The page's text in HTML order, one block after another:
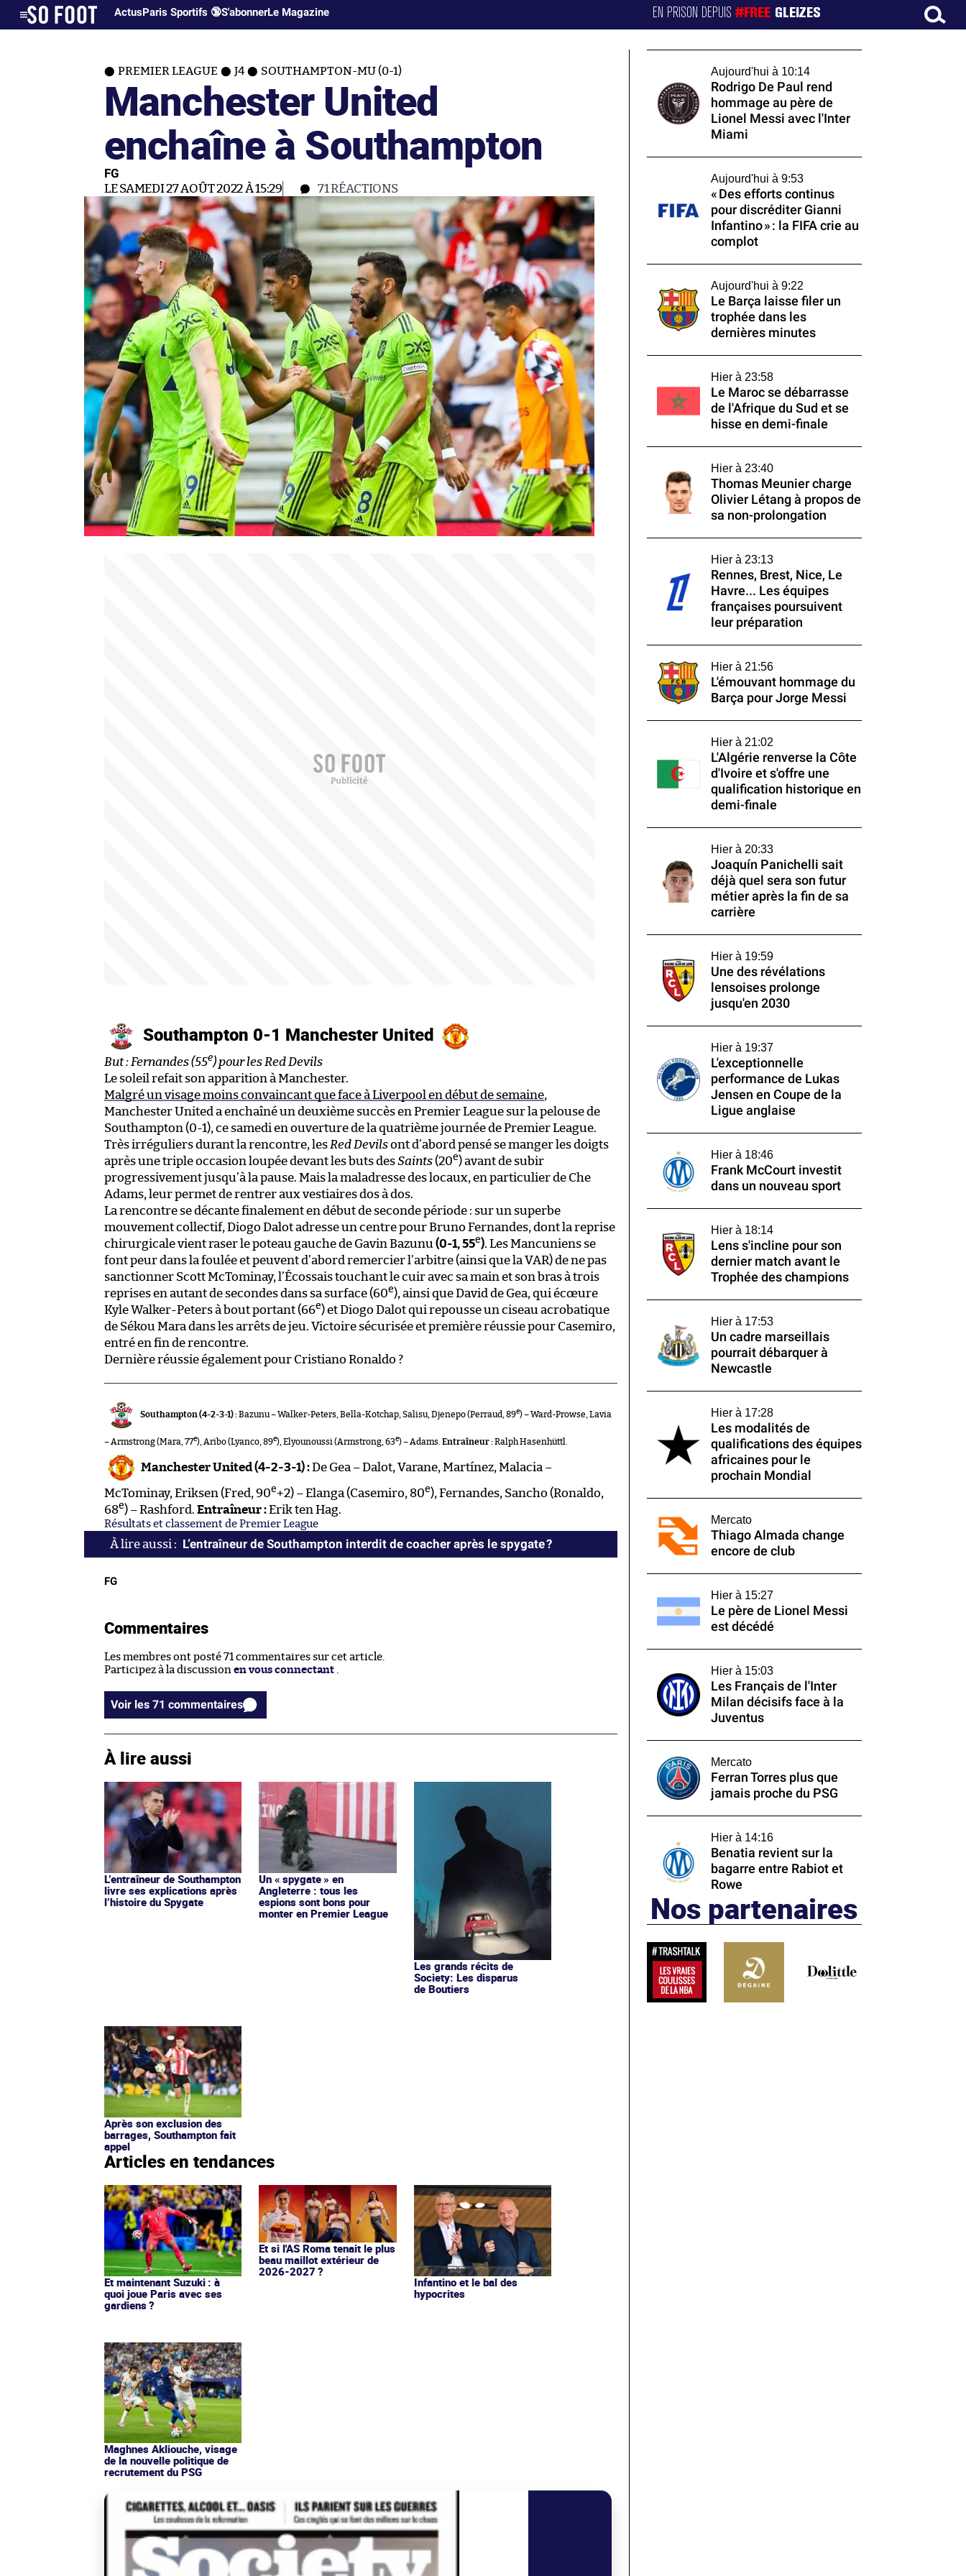
ActusParis Sportifs 🔞S'abonnerLe Magazine EN PRISON DEPUIS#FREE GLEIZES
PREMIER LEAGUE J4 SOUTHAMPTON-MU (0-1)
Manchester United
enchaîne à Southampton
FG
LE SAMEDI 27 AOÛT 2022 À 15:29 71RÉACTIONS
Southampton 0-1 Manchester United
But : Fernandes (55e) pour les Red Devils
Le soleil refait son apparition à Manchester.
Malgré un visage moins convaincant que face à Liverpool en début de semaine,
Manchester United a enchaîné un deuxième succès en Premier League sur la pelouse de
Southampton (0-1), ce samedi en ouverture de la quatrième journée de Premier League.
Très irréguliers durant la rencontre, les Red Devilsont d’abord pensé se manger les doigts
après une triple occasion loupée devant les buts desSaints(20e) avant de subir
progressivement jusqu’à la pause. Mais la maladresse des locaux, en particulier de Che
Adams, leur permet de rentrer aux vestiaires dos à dos.
La rencontre se décante finalement en début de seconde période : sur un superbe
mouvement collectif, Diogo Dalot adresse un centre pour Bruno Fernandes, dont la reprise
chirurgicale vient raser le poteau gauche de Gavin Bazunu (0-1, 55e). Les Mancuniens se
font peur dans la foulée et peuvent d’abord remercier l’arbitre (ainsi que la VAR) de ne pas
sanctionner Scott McTominay, l’Écossais touchant le cuir avec sa main et son bras à trois
reprises en autant de secondes dans sa surface (60e), ainsi que David de Gea, qui écœure
Kyle Walker-Peters à bout portant (66e) et Diogo Dalot qui repousse un ciseau acrobatique
de Sékou Mara dans les arrêts de jeu. Victoire sécurisée et première réussie pour Casemiro,
entré en fin de rencontre.
Dernière réussie également pour Cristiano Ronaldo ?
Southampton (4-2-3-1) :Bazunu – Walker-Peters, Bella-Kotchap, Salisu, Djenepo (Perraud, 89e) – Ward-Prowse, Lavia
– Armstrong (Mara, 77e), Aribo (Lyanco, 89e), Elyounoussi (Armstrong, 63e) – Adams. Entraîneur :Ralph Hasenhüttl.
Manchester United (4-2-3-1) :De Gea – Dalot, Varane, Martínez, Malacia –
McTominay, Eriksen (Fred, 90e+2) – Elanga (Casemiro, 80e), Fernandes, Sancho (Ronaldo,
68e) – Rashford. Entraîneur :Erik ten Hag.
Résultats et classement de Premier League
L’entraîneur de Southampton interdit de coacher après le spygate ?
FG
Commentaires
Les membres ont posté 71 commentaires sur cet article.
Participez à la discussion en vous connectant
Voir les 71 commentaires
À lire aussi
L’entraîneur de Southampton
livre ses explications après
l’histoire du Spygate
Un « spygate » en
Angleterre : tous les
espions sont bons pour
monter en Premier League
Les grands récits de
Society: Les disparus
de Boutiers
Après son exclusion des
barrages, Southampton fait
appel
Articles en tendances
Et maintenant Suzuki : à
quoi joue Paris avec ses
gardiens ?
Et si l'AS Roma tenait le plus
beau maillot extérieur de
2026-2027 ?
Infantino et le bal des
hypocrites
Maghnes Akliouche, visage
de la nouvelle politique de
recrutement du PSG
Aujourd'hui à 10:14
Rodrigo De Paul rend
hommage au père de
Lionel Messi avec l'Inter
Miami
Aujourd'hui à 9:53
« Des efforts continus
pour discréditer Gianni
Infantino » : la FIFA crie au
complot
Aujourd'hui à 9:22
Le Barça laisse filer un
trophée dans les
dernières minutes
Hier à 23:58
Le Maroc se débarrasse
de l'Afrique du Sud et se
hisse en demi-finale
Hier à 23:40
Thomas Meunier charge
Olivier Létang à propos de
sa non-prolongation
Hier à 23:13
Rennes, Brest, Nice, Le
Havre... Les équipes
françaises poursuivent
leur préparation
Hier à 21:56
L'émouvant hommage du
Barça pour Jorge Messi
Hier à 21:02
L'Algérie renverse la Côte
d'Ivoire et s'offre une
qualification historique en
demi-finale
Hier à 20:33
Joaquín Panichelli sait
déjà quel sera son futur
métier après la fin de sa
carrière
Hier à 19:59
Une des révélations
lensoises prolonge
jusqu'en 2030
Hier à 19:37
L'exceptionnelle
performance de Lukas
Jensen en Coupe de la
Ligue anglaise
Hier à 18:46
Frank McCourt investit
dans un nouveau sport
Hier à 18:14
Lens s'incline pour son
dernier match avant le
Trophée des champions
Hier à 17:53
Un cadre marseillais
pourrait débarquer à
Newcastle
Hier à 17:28
Les modalités de
qualifications des équipes
africaines pour le
prochain Mondial
Mercato
Thiago Almada change
encore de club
Hier à 15:27
Le père de Lionel Messi
est décédé
Hier à 15:03
Les Français de l'Inter
Milan décisifs face à la
Juventus
Mercato
Ferran Torres plus que
jamais proche du PSG
Hier à 14:16
Benatia revient sur la
bagarre entre Rabiot et
Rowe
Nos partenaires